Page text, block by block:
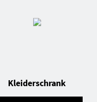
Kleiderschrank